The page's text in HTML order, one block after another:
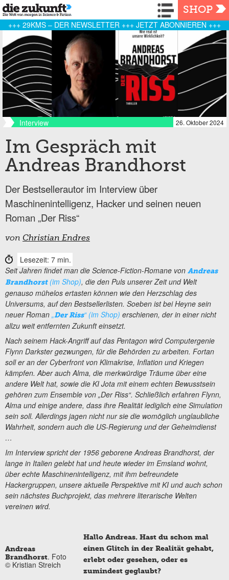
Navigation
SHOP
+++ 29KMS – DER NEWSLETTER +++ JETZT ABONNIEREN +++
Interview 26. Oktober 2024
Im Gespräch mit
Andreas Brandhorst
Der Bestsellerautor im Interview über
Maschinenintelligenz, Hacker und seinen neuen
Roman „Der Riss“
von Christian Endres
Lesezeit: 7 min.
Seit Jahren findet man die Science-Fiction-Romane von Andreas
Brandhorst(im Shop), die den Puls unserer Zeit und Welt
genauso mühelos ertasten können wie den Herzschlag des
Universums, auf den Bestsellerlisten. Soeben ist bei Heyne sein
neuer Roman „Der Riss“ (im Shop) erschienen, der in einer nicht
allzu weit entfernten Zukunft einsetzt.
Nach seinem Hack-Angriff auf das Pentagon wird Computergenie
Flynn Darkster gezwungen, für die Behörden zu arbeiten. Fortan
soll er an der Cyberfront von Klimakrise, Inflation und Kriegen
kämpfen. Aber auch Alma, die merkwürdige Träume über eine
andere Welt hat, sowie die KI Jota mit einem echten Bewusstsein
gehören zum Ensemble von „Der Riss“. Schließlich erfahren Flynn,
Alma und einige andere, dass ihre Realität lediglich eine Simulation
sein soll. Allerdings jagen nicht nur sie die womöglich unglaubliche
Wahrheit, sondern auch die US-Regierung und der Geheimdienst
…
Im Interview spricht der 1956 geborene Andreas Brandhorst, der
lange in Italien gelebt hat und heute wieder im Emsland wohnt,
über echte Maschinenintelligenz, mit ihm befreundete
Hackergruppen, unsere aktuelle Perspektive mit KI und auch schon
sein nächstes Buchprojekt, das mehrere literarische Welten
vereinen wird.
Andreas
Brandhorst. Foto
© Kristian Streich
Hallo Andreas. Hast du schon mal
einen Glitch in der Realität gehabt,
erlebt oder gesehen, oder es
zumindest geglaubt?